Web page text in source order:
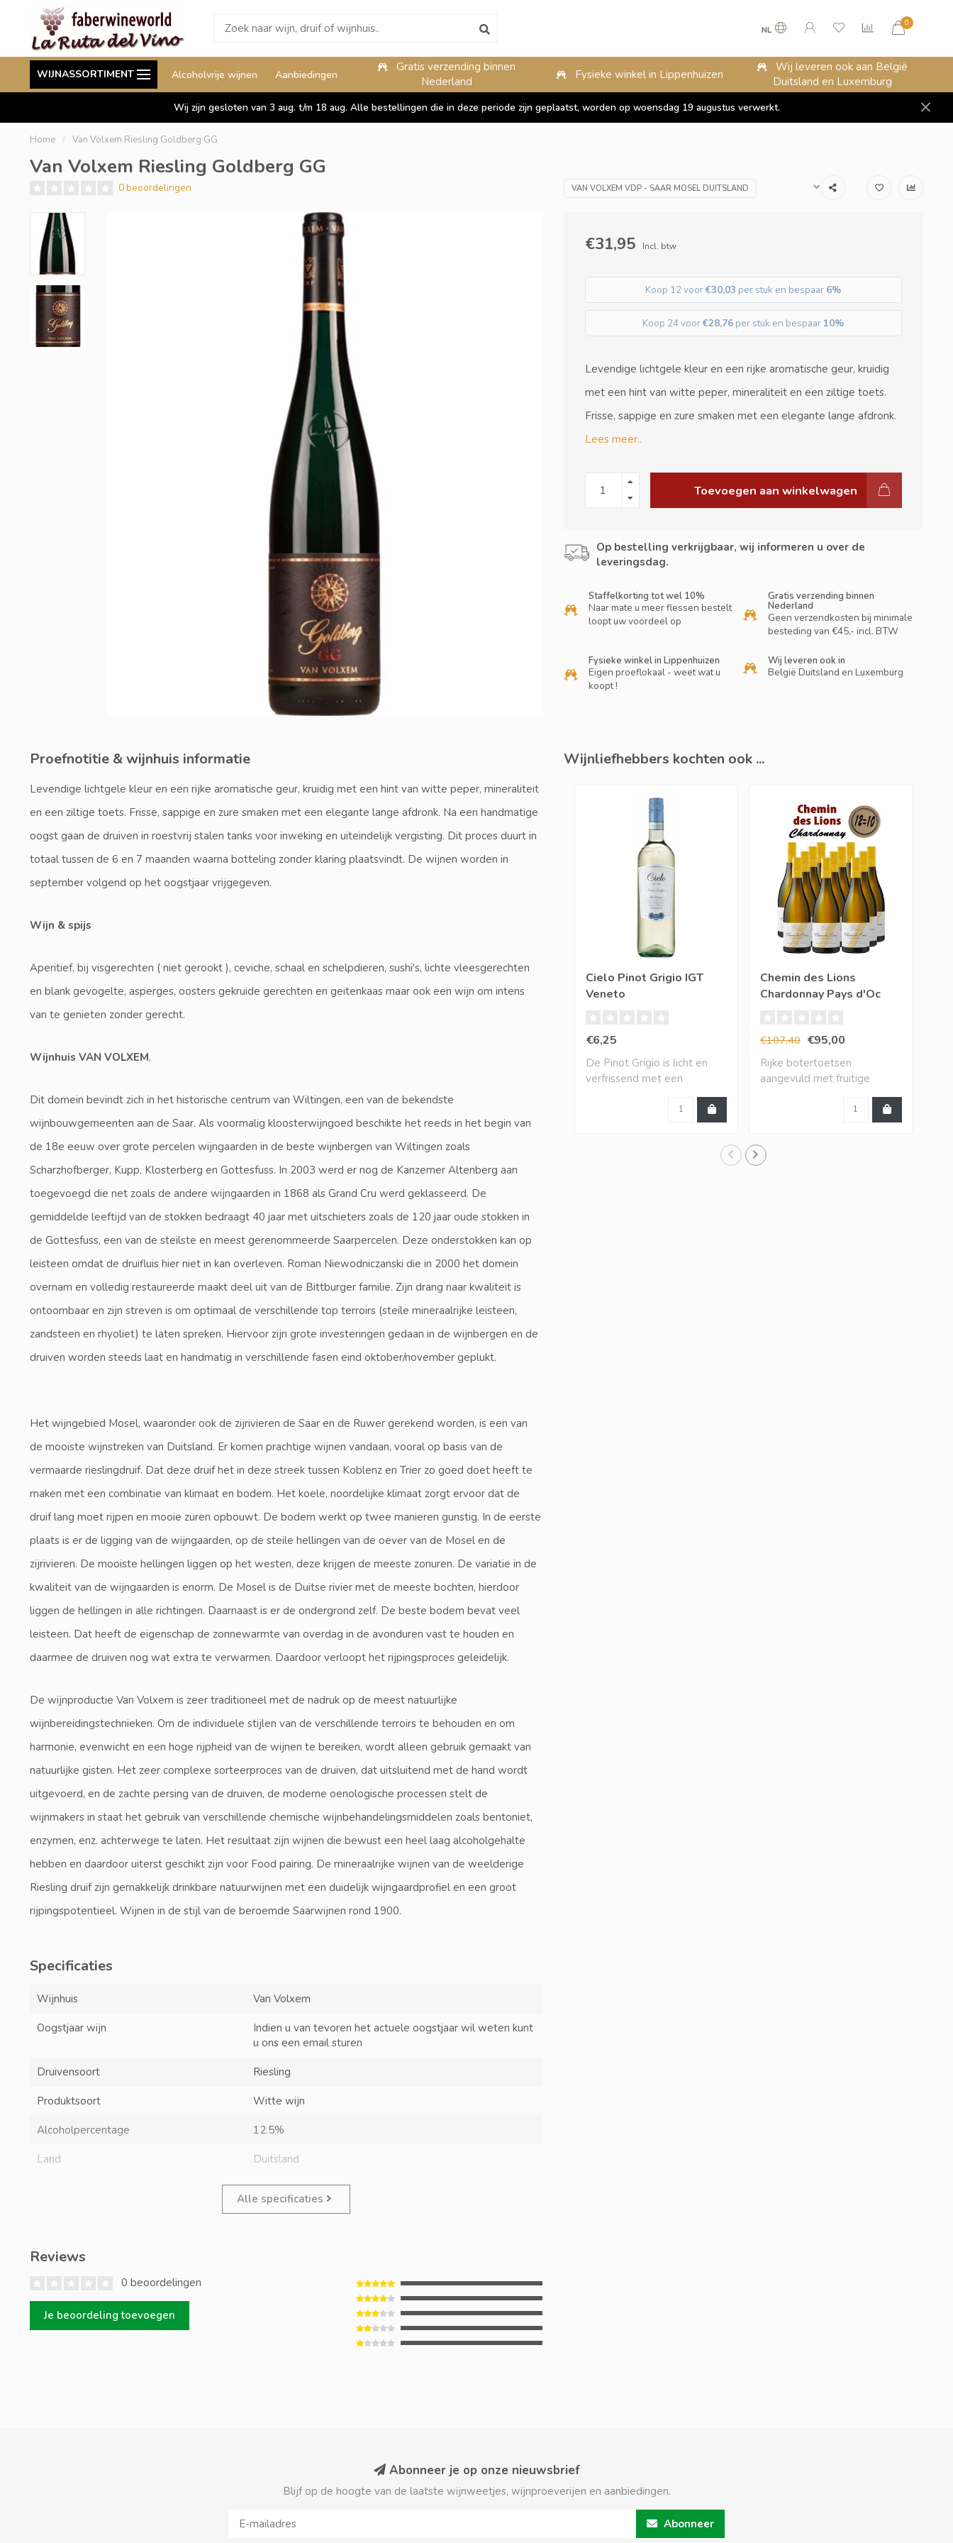
NL
0
WIJNASSORTIMENT Alcoholvrije wijnen Aanbiedingen
Wij leveren ook aan België
Duitsland en Luxemburg
Staffelkorting tot wel 10%
Gratis verzending binnen
Nederland
Fysieke winkel in Lippenhuizen
Wij leveren ook aan België
Duitsland en Luxemburg
Wij zijn gesloten van 3 aug. t/m 18 aug. Alle bestellingen die in deze periode zijn geplaatst, worden op woensdag 19 augustus verwerkt.
Home / Van Volxem Riesling Goldberg GG
Van Volxem Riesling Goldberg GG
0 beoordelingen VAN VOLXEM VDP - SAAR MOSEL DUITSLAND
€31,95 Incl. btw
Koop 12 voor€30,03 per stuk en bespaar 6%
Koop 24 voor€28,76 per stuk en bespaar 10%
Levendige lichtgele kleur en een rijke aromatische geur, kruidig
met een hint van witte peper, mineraliteit en een ziltige toets.
Frisse, sappige en zure smaken met een elegante lange afdronk.
Lees meer..
Toevoegen aan winkelwagen
Op bestelling verkrijgbaar, wij informeren u over de
leveringsdag.
Staffelkorting tot wel 10%
Naar mate u meer flessen bestelt
loopt uw voordeel op
Gratis verzending binnen
Nederland
Geen verzendkosten bij minimale
besteding van €45,- incl. BTW
Fysieke winkel in Lippenhuizen
Eigen proeflokaal - weet wat u
koopt !
Wij leveren ook in
België Duitsland en Luxemburg
Proefnotitie & wijnhuis informatie
Levendige lichtgele kleur en een rijke aromatische geur, kruidig met een hint van witte peper, mineraliteit
en een ziltige toets. Frisse, sappige en zure smaken met een elegante lange afdronk. Na een handmatige
oogst gaan de druiven in roestvrij stalen tanks voor inweking en uiteindelijk vergisting. Dit proces duurt in
totaal tussen de 6 en 7 maanden waarna botteling zonder klaring plaatsvindt. De wijnen worden in
september volgend op het oogstjaar vrijgegeven.
Wijn & spijs
Aperitief, bij visgerechten ( niet gerookt ), ceviche, schaal en schelpdieren, sushi's, lichte vleesgerechten
en blank gevogelte, asperges, oosters gekruide gerechten en geitenkaas maar ook een wijn om intens
van te genieten zonder gerecht.
Wijnhuis VAN VOLXEM,
Dit domein bevindt zich in het historische centrum van Wiltingen, een van de bekendste
wijnbouwgemeenten aan de Saar. Als voormalig kloosterwijngoed beschikte het reeds in het begin van
de 18e eeuw over grote percelen wijngaarden in de beste wijnbergen van Wiltingen zoals
Scharzhofberger, Kupp, Klosterberg en Gottesfuss. In 2003 werd er nog de Kanzemer Altenberg aan
toegevoegd die net zoals de andere wijngaarden in 1868 als Grand Cru werd geklasseerd. De
gemiddelde leeftijd van de stokken bedraagt 40 jaar met uitschieters zoals de 120 jaar oude stokken in
de Gottesfuss, een van de steilste en meest gerenommeerde Saarpercelen. Deze onderstokken kan op
leisteen omdat de druifluis hier niet in kan overleven. Roman Niewodniczanski die in 2000 het domein
overnam en volledig restaureerde maakt deel uit van de Bittburger familie. Zijn drang naar kwaliteit is
ontoombaar en zijn streven is om optimaal de verschillende top terroirs (steile mineraalrijke leisteen,
zandsteen en rhyoliet) te laten spreken. Hiervoor zijn grote investeringen gedaan in de wijnbergen en de
druiven worden steeds laat en handmatig in verschillende fasen eind oktober/november geplukt.
Het wijngebied Mosel, waaronder ook de zijrivieren de Saar en de Ruwer gerekend worden, is een van
de mooiste wijnstreken van Duitsland. Er komen prachtige wijnen vandaan, vooral op basis van de
vermaarde rieslingdruif. Dat deze druif het in deze streek tussen Koblenz en Trier zo goed doet heeft te
maken met een combinatie van klimaat en bodem. Het koele, noordelijke klimaat zorgt ervoor dat de
druif lang moet rijpen en mooie zuren opbouwt. De bodem werkt op twee manieren gunstig. In de eerste
plaats is er de ligging van de wijngaarden, op de steile hellingen van de oever van de Mosel en de
zijrivieren. De mooiste hellingen liggen op het westen, deze krijgen de meeste zonuren. De variatie in de
kwaliteit van de wijngaarden is enorm. De Mosel is de Duitse rivier met de meeste bochten, hierdoor
liggen de hellingen in alle richtingen. Daarnaast is er de ondergrond zelf. De beste bodem bevat veel
leisteen. Dat heeft de eigenschap de zonnewarmte van overdag in de avonduren vast te houden en
daarmee de druiven nog wat extra te verwarmen. Daardoor verloopt het rijpingsproces geleidelijk.
De wijnproductie Van Volxem is zeer traditioneel met de nadruk op de meest natuurlijke
wijnbereidingstechnieken. Om de individuele stijlen van de verschillende terroirs te behouden en om
harmonie, evenwicht en een hoge rijpheid van de wijnen te bereiken, wordt alleen gebruik gemaakt van
natuurlijke gisten. Het zeer complexe sorteerproces van de druiven, dat uitsluitend met de hand wordt
uitgevoerd, en de zachte persing van de druiven, de moderne oenologische processen stelt de
wijnmakers in staat het gebruik van verschillende chemische wijnbehandelingsmiddelen zoals bentoniet,
enzymen, enz. achterwege te laten. Het resultaat zijn wijnen die bewust een heel laag alcoholgehalte
hebben en daardoor uiterst geschikt zijn voor Food pairing. De mineraalrijke wijnen van de weelderige
Riesling druif zijn gemakkelijk drinkbare natuurwijnen met een duidelijk wijngaardprofiel en een groot
rijpingspotentieel. Wijnen in de stijl van de beroemde Saarwijnen rond 1900.
Specificaties
Wijnhuis Van Volxem
Oogstjaar wijn
Indien u van tevoren het actuele oogstjaar wil weten kunt
u ons een email sturen
Druivensoort Riesling
Produktsoort Witte wijn
Alcoholpercentage 12.5%
Land Duitsland
Alle specificaties
Reviews
0 beoordelingen
Je beoordeling toevoegen
Wijnliefhebbers kochten ook ...
Cielo Pinot Grigio IGT
Veneto
€6,25
De Pinot Grigio is licht en
verfrissend met een
Chemin des Lions
Chardonnay Pays d'Oc
€107,40 €95,00
Rijke botertoetsen
aangevuld met fruitige
Abonneer je op onze nieuwsbrief
Blijf op de hoogte van de laatste wijnweetjes, wijnproeverijen en aanbiedingen.
Abonneer